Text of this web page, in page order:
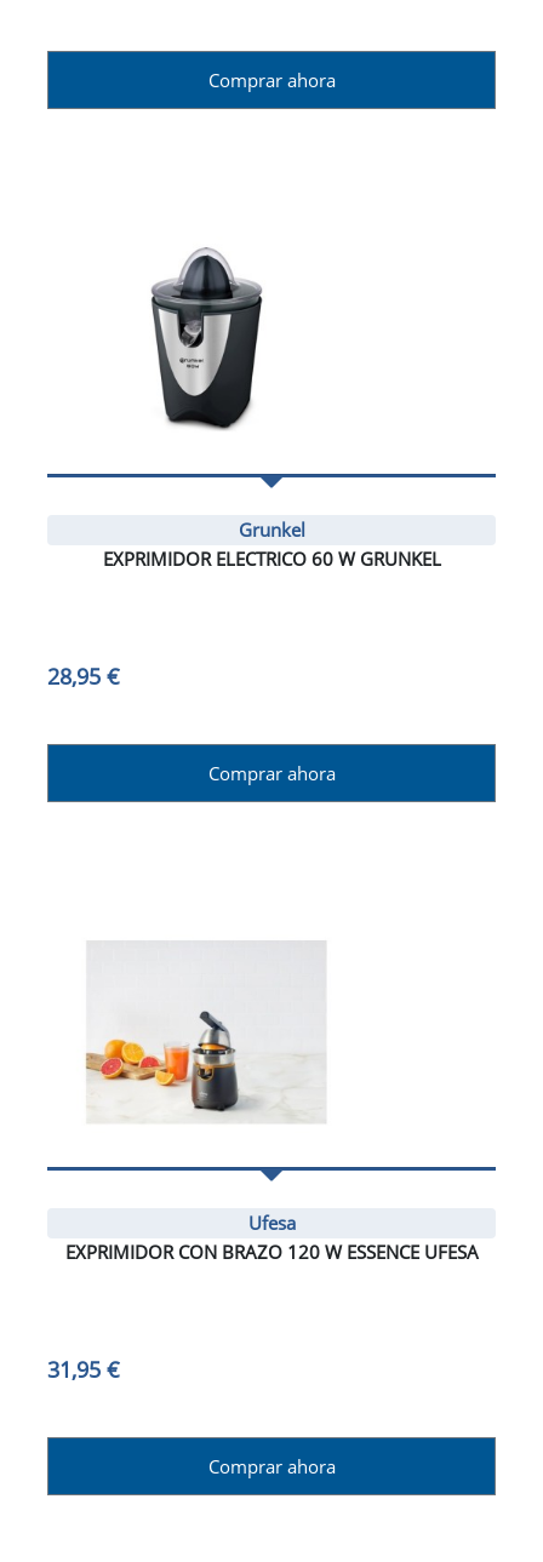
Comprar ahora
Grunkel
EXPRIMIDOR ELECTRICO 60 W GRUNKEL
28,95 €
Comprar ahora
Ufesa
EXPRIMIDOR CON BRAZO 120 W ESSENCE UFESA
31,95 €
Comprar ahora